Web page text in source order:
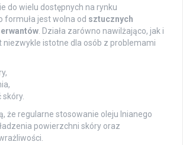
do wielu dostępnych na rynku
formuła jest wolna od sztucznych
. Działa zarówno nawilżająco, jak i
niezwykle istotne dla osób z problemami
że regularne stosowanie oleju lnianego
powierzchni skóry oraz